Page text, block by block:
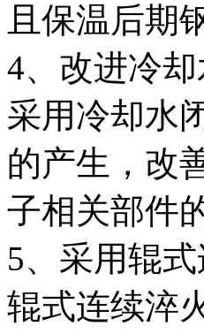
且保温后期
4、改进冷却
采用冷却水
的产生，改
子相关部件
5、采用辊
辊式连续淬